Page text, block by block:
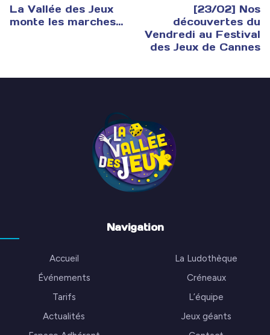
La Vallée des Jeux
monte les marches…
[23/02] Nos
découvertes du
Vendredi au Festival
des Jeux de Cannes
Navigation
Accueil
La Ludothèque
Événements
Créneaux
Tarifs
L’équipe
Actualités
Jeux géants